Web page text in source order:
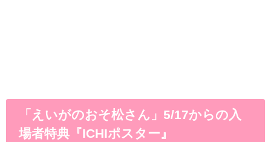
「えいがのおそ松さん」5/17からの入
場者特典『ICHIポスター』